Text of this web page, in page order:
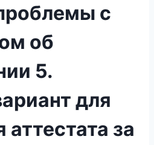
с
об
5.
для
аттестата за